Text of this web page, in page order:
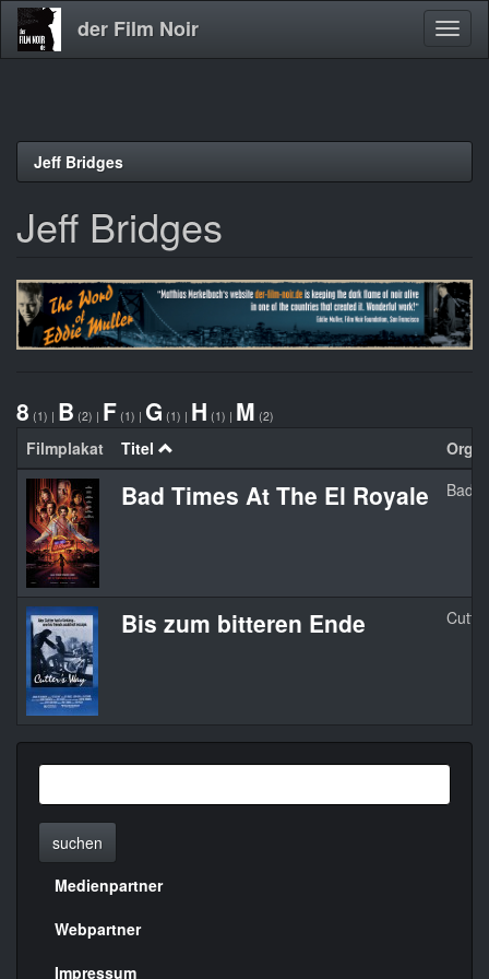
Direkt
der Film Noir
Jeff Bridges
Jeff Bridges
8 (1) | B (2) | F (1) | G (1) | H (1) | M (2)
Filmplakat Titel
Bad Times At The El Royale Bad
Bis zum bitteren Ende
suchen
Menülinks
rechte
Medienpartner
Webpartner
Impressum